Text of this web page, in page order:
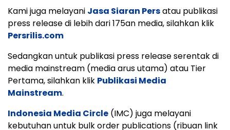
Kami juga melayani Jasa Siaran Persatau publikasi
press release di lebih dari 175an media, silahkan klik
Persrilis.com
Sedangkan untuk publikasi press release serentak di
media mainstream (media arus utama) atau Tier
Pertama, silahkan klik Publikasi Media
Mainstream.
Indonesia Media Circle (IMC) juga melayani
kebutuhan untuk bulk order publications (ribuan link